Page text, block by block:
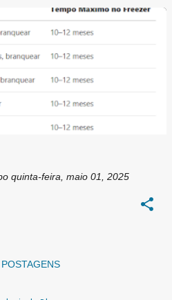
quinta-feira, maio 01, 2025